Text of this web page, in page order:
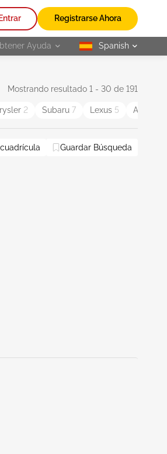
Entrar Registrarse Ahora
Ayuda selected
Spanish
Mostrando resultado 1 - 30 de 191
2 Subaru 7 Lexus 5 Audi
Guardar Búsqueda